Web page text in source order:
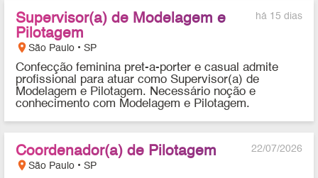
há 15 dias
Supervisor(a) de Modelagem e
Pilotagem
location_onSão Paulo • SP
Confecção feminina pret-a-porter e casual admite
profissional para atuar como Supervisor(a) de
Modelagem e Pilotagem. Necessário noção e
conhecimento com Modelagem e Pilotagem.
22/07/2026
Coordenador(a) de Pilotagem
location_onSão Paulo • SP